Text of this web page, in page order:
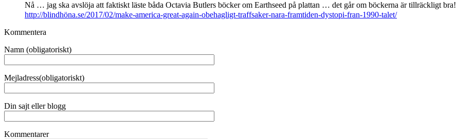
Nå … jag ska avslöja att faktiskt läste båda Octavia Butlers böcker om Earthseed på plattan … det går om böckerna är tillräckligt bra!
http://blindhöna.se/2017/02/make-america-great-again-obehagligt-traffsaker-nara-framtiden-dystopi-fran-1990-talet/
Kommentera
Namn (obligatoriskt)
Mejladress(obligatoriskt)
Din sajt eller blogg
Kommentarer